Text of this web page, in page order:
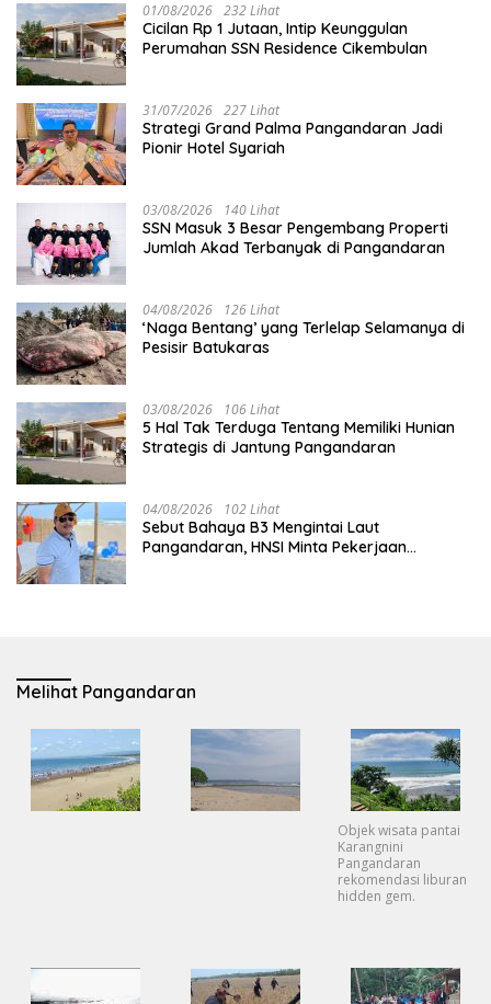
01/08/2026 232 Lihat
Cicilan Rp 1 Jutaan, Intip Keunggulan
Perumahan SSN Residence Cikembulan
31/07/2026 227 Lihat
Strategi Grand Palma Pangandaran Jadi
Pionir Hotel Syariah
03/08/2026 140 Lihat
SSN Masuk 3 Besar Pengembang Properti
Jumlah Akad Terbanyak di Pangandaran
04/08/2026 126 Lihat
‘Naga Bentang’ yang Terlelap Selamanya di
Pesisir Batukaras
03/08/2026 106 Lihat
5 Hal Tak Terduga Tentang Memiliki Hunian
Strategis di Jantung Pangandaran
04/08/2026 102 Lihat
Sebut Bahaya B3 Mengintai Laut
Pangandaran, HNSI Minta Pekerjaan
Melihat Pangandaran
Objek wisata pantai
Karangnini
Pangandaran
rekomendasi liburan
hidden gem.